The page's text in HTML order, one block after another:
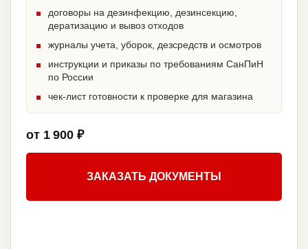
договоры на дезинфекцию, дезинсекцию,
дератизацию и вывоз отходов
журналы учета, уборок, дезсредств и осмотров
инструкции и приказы по требованиям СанПиН
по России
чек-лист готовности к проверке для магазина
от 1 900 ₽
ЗАКАЗАТЬ ДОКУМЕНТЫ